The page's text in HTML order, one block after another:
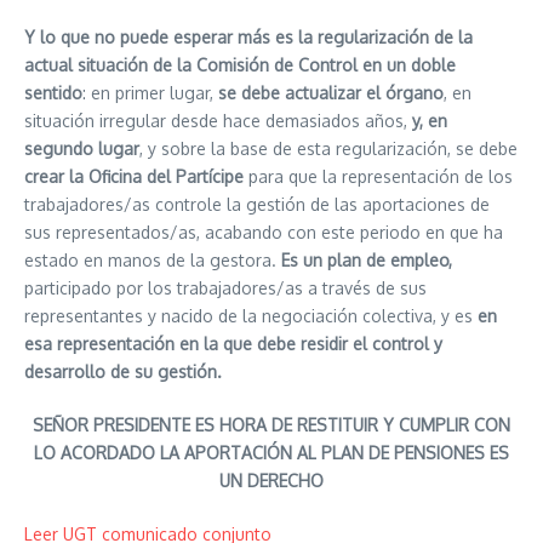
Y lo que no puede esperar más es la regularización de la
actual situación de la Comisión de Control en un doble
sentido: en primer lugar, se debe actualizar el órgano, en
situación irregular desde hace demasiados años, y, en
segundo lugar, y sobre la base de esta regularización, se debe
crear la Oficina del Partícipe para que la representación de los
trabajadores/as controle la gestión de las aportaciones de
sus representados/as, acabando con este periodo en que ha
estado en manos de la gestora. Es un plan de empleo,
participado por los trabajadores/as a través de sus
representantes y nacido de la negociación colectiva, y es en
esa representación en la que debe residir el control y
desarrollo de su gestión.
SEÑOR PRESIDENTE ES HORA DE RESTITUIR Y CUMPLIR CON
LO ACORDADO LA APORTACIÓN AL PLAN DE PENSIONES ES
UN DERECHO
Leer UGT comunicado conjunto